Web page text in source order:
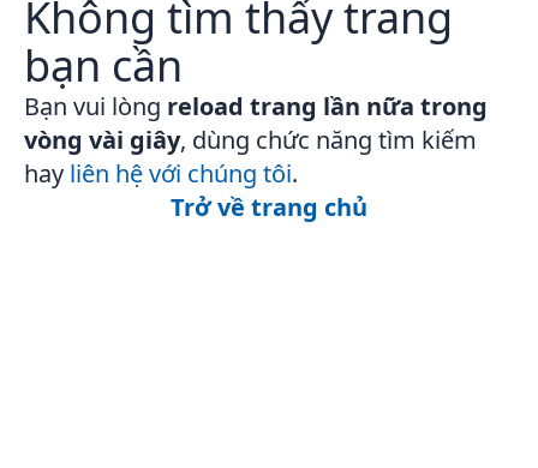
Không tìm thấy trang
bạn cần
Bạn vui lòng reload trang lần nữa trong
vòng vài giây, dùng chức năng tìm kiếm
hay liên hệ với chúng tôi.
Trở về trang chủ